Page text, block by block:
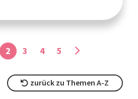
2 3 4 5
zurück zu Themen A-Z